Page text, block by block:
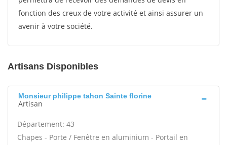
fonction des creux de votre activité et ainsi assurer un
avenir à votre société.
Artisans Disponibles
Monsieur philippe tahon Sainte florine
Artisan
Département: 43
Chapes - Porte / Fenêtre en aluminium - Portail en